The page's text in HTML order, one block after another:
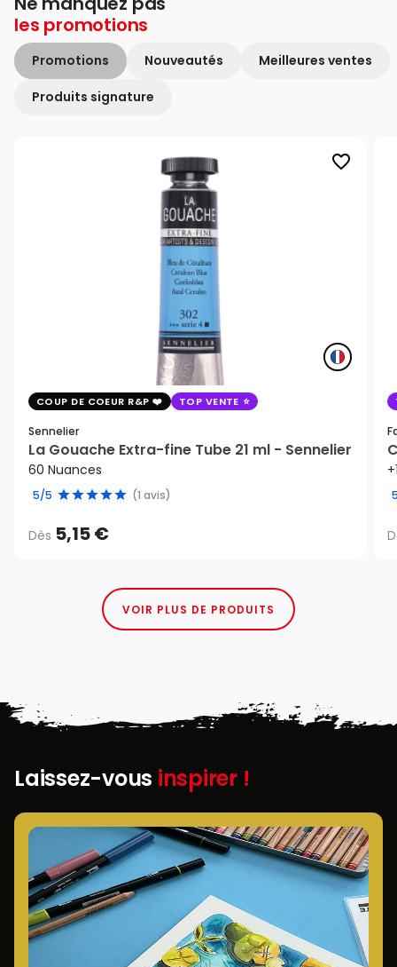
les promotions
Promotions Nouveautés Meilleures ventes
Produits signature
favorite_border
COUP DE COEUR R&P TOP VENTE
Sennelier
La Gouache Extra-fine Tube 21 ml - Sennelier
60 Nuances
5/5 (1 avis)
Dès 5,15 €
VOIR PLUS DE PRODUITS
Laissez-vous inspirer !